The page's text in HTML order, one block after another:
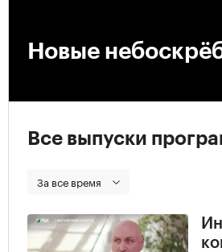
Новые
Все выпуски
За все время